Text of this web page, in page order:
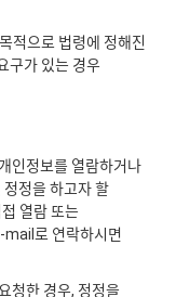
적으로 법령에 정해진
구가 있는 경우
인정보를 열람하거나
정정을 하고자 할
열람 또는
mail로 연락하시면
청한 경우, 정정을